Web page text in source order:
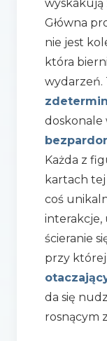
Główna
nie jest
która
wydarzeń.
doskonale
Każda z
kartach
coś
interakcje,
ścieranie
przy
da się
rosnącym